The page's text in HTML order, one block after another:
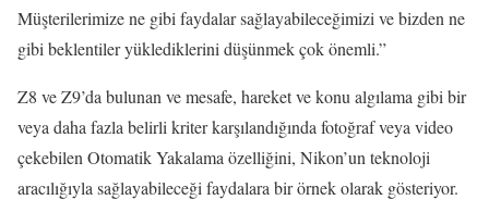
Müşterilerimize ne gibi faydalar sağlayabileceğimizi ve bizden ne
gibi beklentiler yüklediklerini düşünmek çok önemli.”
Z8 ve Z9’da bulunan ve mesafe, hareket ve konu algılama gibi bir
veya daha fazla belirli kriter karşılandığında fotoğraf veya video
çekebilen Otomatik Yakalama özelliğini, Nikon’un teknoloji
aracılığıyla sağlayabileceği faydalara bir örnek olarak gösteriyor.